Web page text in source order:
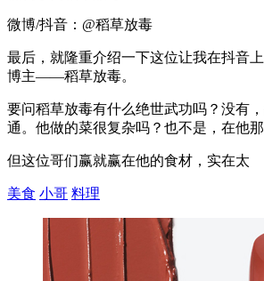
微博/抖音：@稻草放毒
最后，就隆重介绍一下这位让我在抖音
博主——稻草放毒。
要问稻草放毒有什么绝世武功吗？没有
通。他做的菜很复杂吗？也不是，在他那
但这位哥们赢就赢在他的食材，实在太
美食 小哥 料理